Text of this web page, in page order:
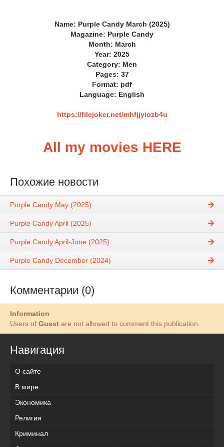
Name: Purple Candy March (2025)
Magazine: Purple Candy
Month: March
Year: 2025
Category: Men
Pages: 37
Format: pdf
Language: English
https://filejoker.net/mhfjjyiozb4u
All my movies HERE
Похожие новости
Purple Candy May (2025)
Purple Candy April (2025)
Purple Candy April-June (2025)
Purple Candy December (2024)
Комментарии (0)
Information
Users of Guest are not allowed to comment this publication.
Навигация
О сайте
В мире
Экономика
Религия
Криминал